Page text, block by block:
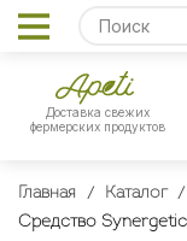
Доставка свежих
фермерских продуктов
Главная Каталог
Средство Synergetic